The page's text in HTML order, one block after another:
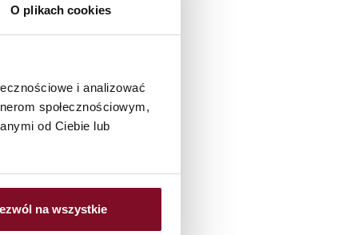
O plikach cookies
i analizować
społecznościowym,
od Ciebie lub
na wszystkie